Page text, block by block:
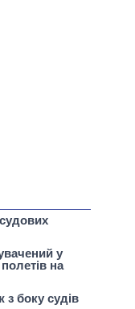
у
на
боку судів